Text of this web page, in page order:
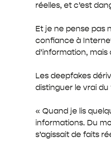
réelles, et c’est
Et je ne pense pas
confiance à
d’information, mais
Les deepfakes
distinguer le vrai
« Quand je lis
informations. Du
s’agissait de faits